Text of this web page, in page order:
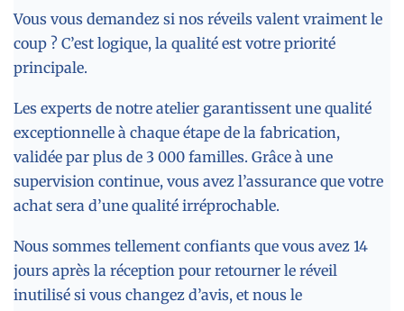
Vous vous demandez si nos réveils valent vraiment le
coup ? C’est logique, la qualité est votre priorité
principale.
Les experts de notre atelier garantissent une qualité
exceptionnelle à chaque étape de la fabrication,
validée par plus de 3 000 familles. Grâce à une
supervision continue, vous avez l’assurance que votre
achat sera d’une qualité irréprochable.
Nous sommes tellement confiants que vous avez 14
jours après la réception pour retourner le réveil
inutilisé si vous changez d’avis, et nous le